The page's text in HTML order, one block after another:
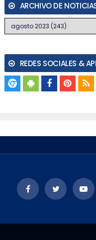
ARCHIVO DE
REDES SOCIALES &